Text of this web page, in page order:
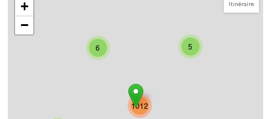
Itinéraire
5
6
1012
+
−